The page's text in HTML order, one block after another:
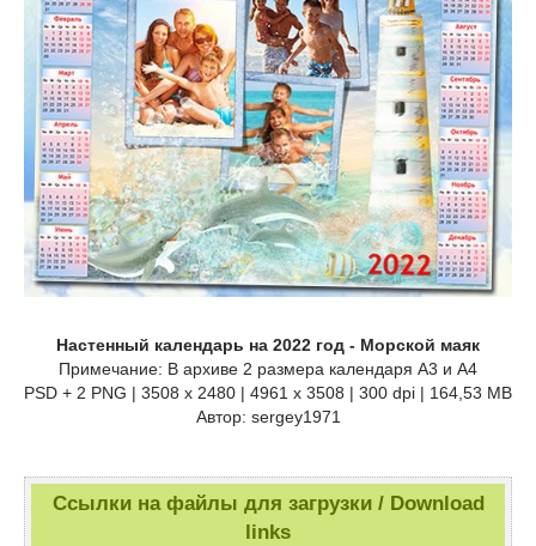
Настенный календарь на 2022 год - Морской маяк
Примечание: В архиве 2 размера календаря А3 и А4
PSD + 2 PNG | 3508 x 2480 | 4961 x 3508 | 300 dpi | 164,53 MB
Автор: sergey1971
Ссылки на файлы для загрузки / Download
links